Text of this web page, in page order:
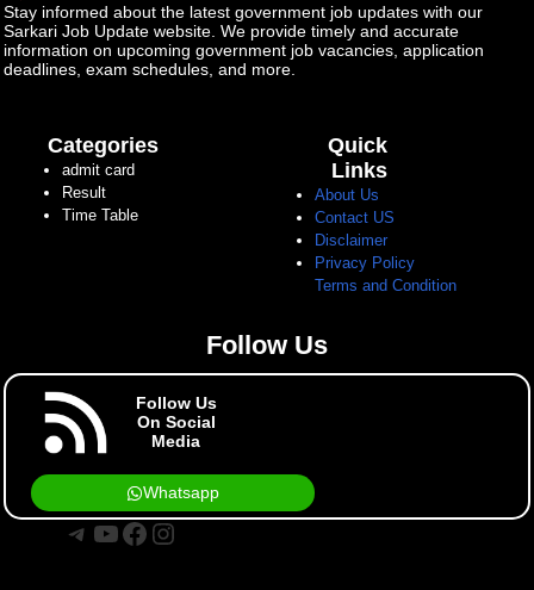
Stay informed about the latest government job updates with our
Sarkari Job Update website. We provide timely and accurate
information on upcoming government job vacancies, application
deadlines, exam schedules, and more.
Categories
admit card
Result
Time Table
Quick
Links
About Us
Contact US
Disclaimer
Privacy Policy
Terms and Condition
Follow Us
Follow Us
On Social
Media
Whatsapp
Telegram
YouTube
Facebook
Instagram